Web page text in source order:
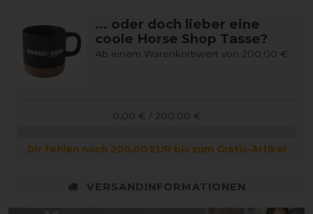
... oder doch lieber eine
coole Horse Shop Tasse?
Ab einem Warenkorbwert von 200,00 €
0,00 € / 200,00 €
Dir fehlen noch 200,00 EUR bis zum Gratis-Artikel
VERSANDINFORMATIONEN